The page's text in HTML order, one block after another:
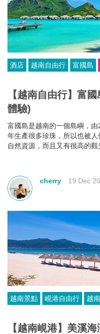
酒店 越南自由行 富國島
【越南自由行】富
體驗)
富國島是越南的一個島嶼，
年生產很多珍珠，所以也被
自然資源，而且又有很高的
cherry 19 Dec
越南景點 峴港自由行 越
【越南峴港】美溪